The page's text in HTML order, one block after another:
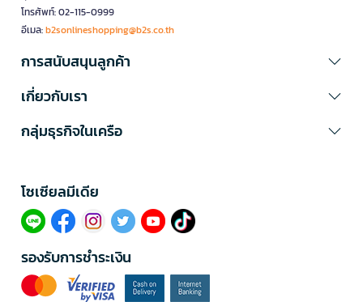
โทรศัพท์: 02-115-0999
อีเมล:b2sonlineshopping@b2s.co.th
การสนับสนุนลูกค้า
เกี่ยวกับเรา
กลุ่มธุรกิจในเครือ
โซเซียลมีเดีย​
รองรับการชำระเงิน